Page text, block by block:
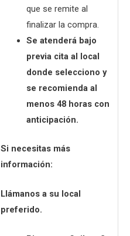
que se remite al
finalizar la compra.
Se atenderá bajo
previa cita al local
donde selecciono y
se recomienda al
menos 48 horas con
anticipación.
Si necesitas más
información:
Llámanos a su local
preferido.